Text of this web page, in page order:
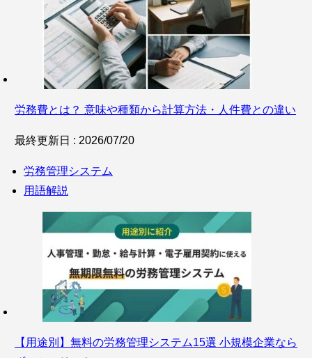
労務費とは？ 意味や種類から計算方法・人件費との違い
最終更新日 : 2026/07/20
労務管理システム
用語解説
【用途別】無料の労務管理システム15選 小規模企業なら